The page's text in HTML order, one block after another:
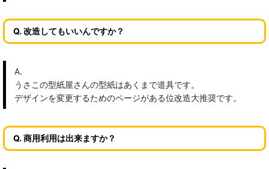
Q. 改造してもいいんですか？
A.
うさこの型紙屋さんの型紙はあくまで道具です。
デザインを変更するためのページがある位改造大推奨です。
Q. 商用利用は出来ますか？